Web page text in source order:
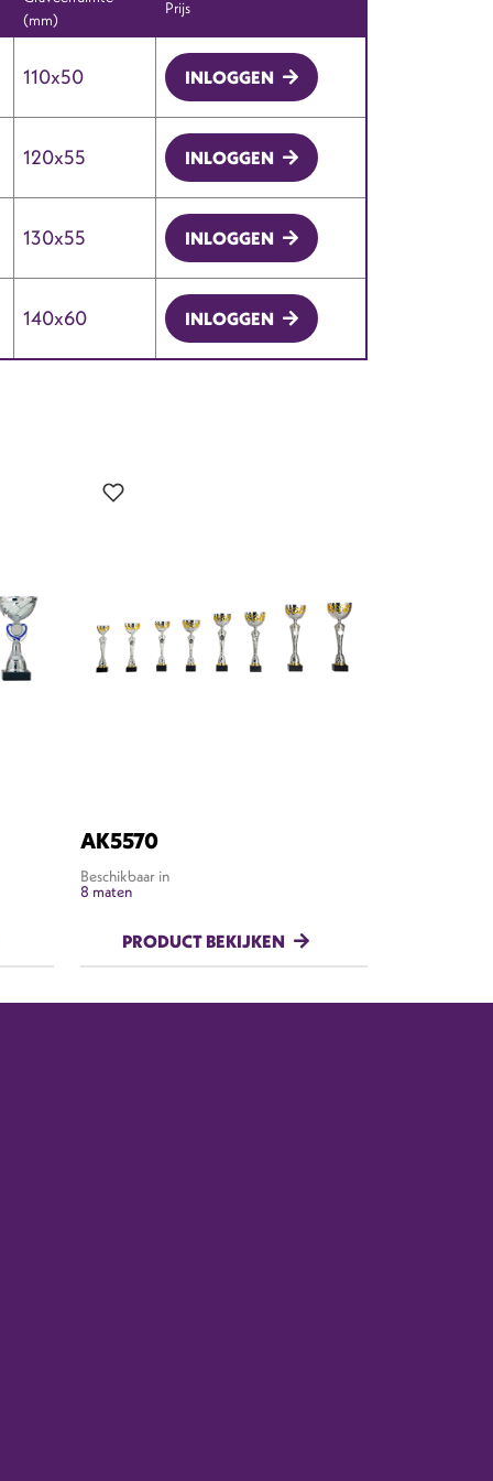
(mm)
Prijs
110x50 INLOGGEN
120x55 INLOGGEN
130x55 INLOGGEN
140x60 INLOGGEN
AK5570
Beschikbaar in
8 maten
PRODUCT BEKIJKEN